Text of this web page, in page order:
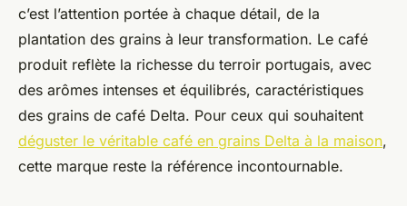
c’est l’attention portée à chaque détail, de la
plantation des grains à leur transformation. Le café
produit reflète la richesse du terroir portugais, avec
des arômes intenses et équilibrés, caractéristiques
des grains de café Delta. Pour ceux qui souhaitent
déguster le véritable café en grains Delta à la maison,
cette marque reste la référence incontournable.